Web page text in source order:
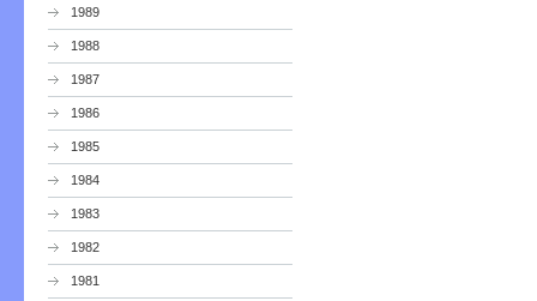
1989
1988
1987
1986
1985
1984
1983
1982
1981